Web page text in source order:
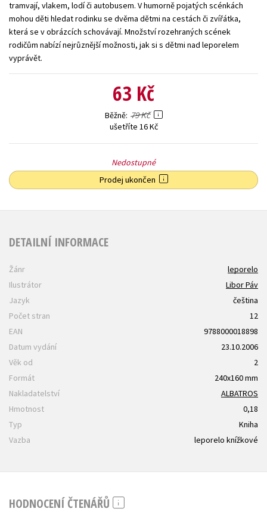
Young adult (SK)
Zahraniční literatura Zdraví a životní styl
Všechny tituly
tramvají, vlakem, lodí či autobusem. V humorně pojatých scénkách
mohou děti hledat rodinku se dvěma dětmi na cestách či zvířátka,
která se v obrázcích schovávají. Množství rozehraných scének
rodičům nabízí nejrůznější možnosti, jak si s dětmi nad leporelem
vyprávět.
63 Kč
Běžně 79 Kč
ušetříte 16 Kč
Nedostupné
Prodej ukončen
DETAILNÍ INFORMACE
Žánr
leporelo
Ilustrátor
Libor Páv
Jazyk
čeština
Počet stran
12
EAN
9788000018898
Datum vydání
23.10.2006
Věk od
2
Formát
240x160 mm
Nakladatelství
ALBATROS
Hmotnost
0,18
Typ
Kniha
Vazba
leporelo knížkové
HODNOCENÍ ČTENÁŘŮ